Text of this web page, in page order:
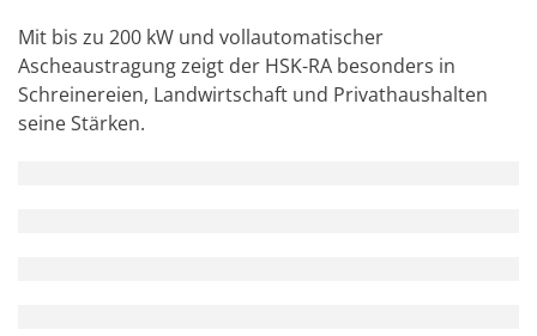
Mit bis zu 200 kW und vollautomatischer
Ascheaustragung zeigt der HSK-RA besonders in
Schreinereien, Landwirtschaft und Privathaushalten
seine Stärken.